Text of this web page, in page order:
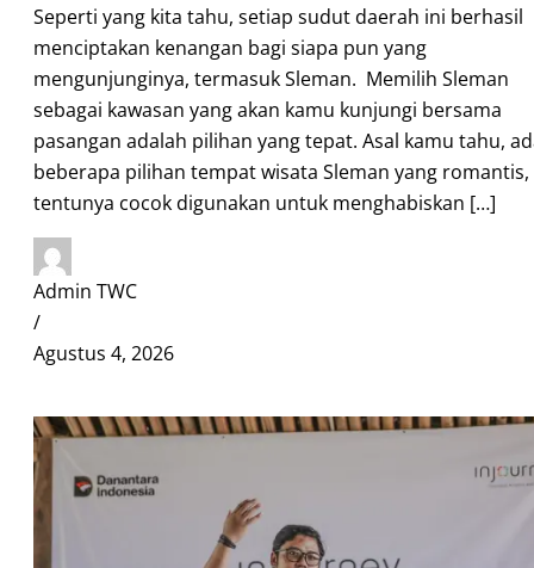
Seperti yang kita tahu, setiap sudut daerah ini berhasil
menciptakan kenangan bagi siapa pun yang
mengunjunginya, termasuk Sleman. Memilih Sleman
sebagai kawasan yang akan kamu kunjungi bersama
pasangan adalah pilihan yang tepat. Asal kamu tahu,
beberapa pilihan tempat wisata Sleman yang romantis,
tentunya cocok digunakan untuk menghabiskan […]
Admin TWC
/
Agustus 4, 2026